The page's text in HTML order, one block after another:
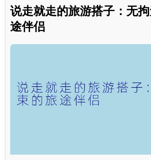
说走就走的旅游搭子：无
途伴侣